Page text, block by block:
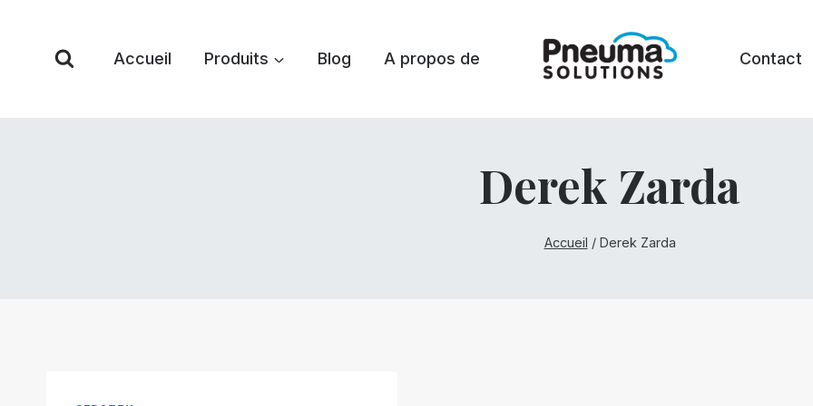
content
Accueil Produits Blog A propos de Contact
Derek Zarda
Accueil / Derek Zarda